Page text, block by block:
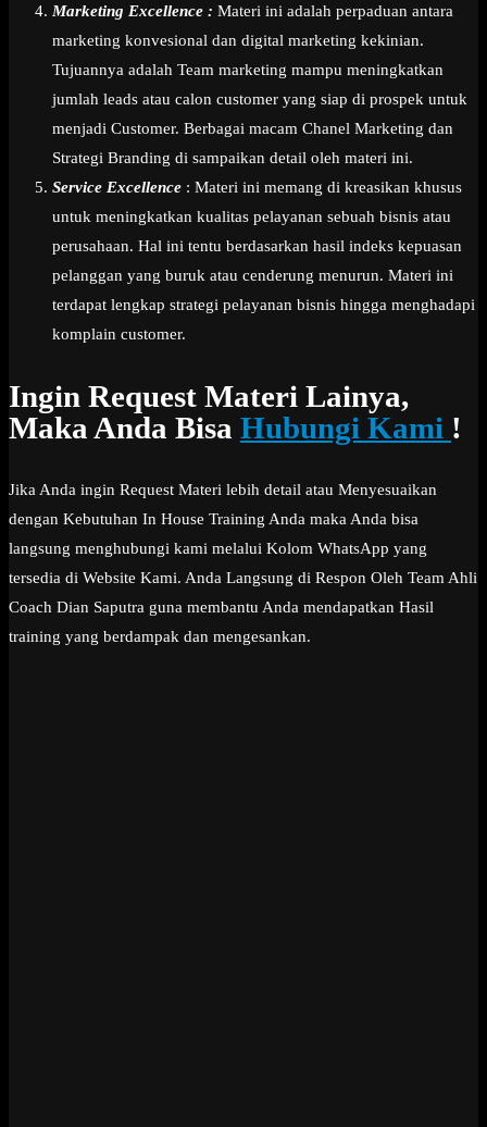
Marketing Excellence : Materi ini adalah perpaduan antara
marketing konvesional dan digital marketing kekinian.
Tujuannya adalah Team marketing mampu meningkatkan
jumlah leads atau calon customer yang siap di prospek untuk
menjadi Customer. Berbagai macam Chanel Marketing dan
Strategi Branding di sampaikan detail oleh materi ini.
Service Excellence : Materi ini memang di kreasikan khusus
untuk meningkatkan kualitas pelayanan sebuah bisnis atau
perusahaan. Hal ini tentu berdasarkan hasil indeks kepuasan
pelanggan yang buruk atau cenderung menurun. Materi ini
terdapat lengkap strategi pelayanan bisnis hingga menghadapi
komplain customer.
Ingin Request Materi Lainya,
Maka Anda Bisa Hubungi Kami !
Jika Anda ingin Request Materi lebih detail atau Menyesuaikan
dengan Kebutuhan In House Training Anda maka Anda bisa
langsung menghubungi kami melalui Kolom WhatsApp yang
tersedia di Website Kami. Anda Langsung di Respon Oleh Team Ahli
Coach Dian Saputra guna membantu Anda mendapatkan Hasil
training yang berdampak dan mengesankan.